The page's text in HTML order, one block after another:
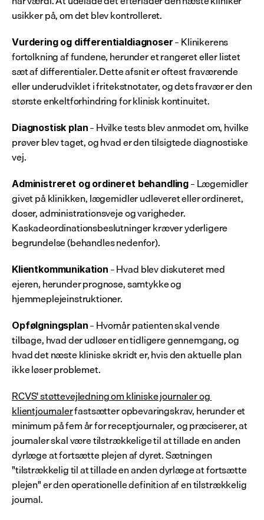
usikker på, om det blev kontrolleret.
Vurdering og differentialdiagnoser – Klinikerens
fortolkning af fundene, herunder et rangeret eller listet
sæt af differentialer. Dette afsnit er oftest fraværende
eller underudviklet i fritekstnotater, og dets fravær er den
største enkeltforhindring for klinisk kontinuitet.
Diagnostisk plan – Hvilke tests blev anmodet om, hvilke
prøver blev taget, og hvad er den tilsigtede diagnostiske
vej.
Administreret og ordineret behandling – Lægemidler
givet på klinikken, lægemidler udleveret eller ordineret,
doser, administrationsveje og varigheder.
Kaskadeordinationsbeslutninger kræver yderligere
begrundelse (behandles nedenfor).
Klientkommunikation – Hvad blev diskuteret med
ejeren, herunder prognose, samtykke og
hjemmeplejeinstruktioner.
Opfølgningsplan – Hvornår patienten skal vende
tilbage, hvad der udløser en tidligere gennemgang, og
hvad det næste kliniske skridt er, hvis den aktuelle plan
ikke løser problemet.
RCVS' støttevejledning om kliniske journaler og
klientjournaler fastsætter opbevaringskrav, herunder et
minimum på fem år for receptjournaler, og præciserer, at
journaler skal være tilstrækkelige til at tillade en anden
dyrlæge at fortsætte plejen af dyret. Sætningen
"tilstrækkelig til at tillade en anden dyrlæge at fortsætte
plejen" er den operationelle definition af en tilstrækkelig
journal.